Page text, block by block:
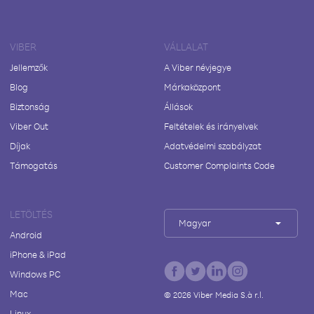
VIBER
Jellemzők
Blog
Biztonság
Viber Out
Díjak
Támogatás
VÁLLALAT
A Viber névjegye
Márkaközpont
Állások
Feltételek és irányelvek
Adatvédelmi szabályzat
Customer Complaints Code
LETÖLTÉS
Android
iPhone & iPad
Windows PC
Mac
Magyar
© 2026Viber Media S.à r.l.